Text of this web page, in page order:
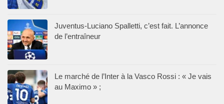
Juventus-Luciano Spalletti, c’est fait. L’annonce
de l’entraîneur
Le marché de l’Inter à la Vasco Rossi : « Je vais
au Maximo » ;